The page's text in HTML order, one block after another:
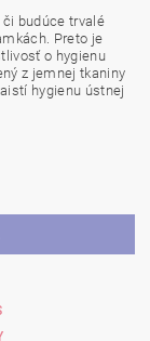
budúce trvalé
Preto je
o hygienu
z jemnej tkaniny
hygienu ústnej